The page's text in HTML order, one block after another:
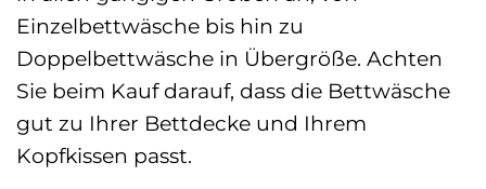
Einzelbettwäsche bis hin zu
Doppelbettwäsche in Übergröße. Achten
Sie beim Kauf darauf, dass die Bettwäsche
gut zu Ihrer Bettdecke und Ihrem
Kopfkissen passt.